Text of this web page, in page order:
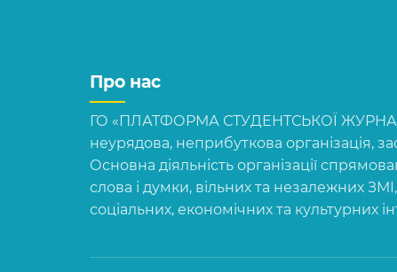
Про нас
ГО «ПЛАТФОРМА СТУДЕНТСЬКОЇ
неурядова, неприбуткова організація,
Основна діяльність організації
слова і думки, вільних та незалежних
соціальних, економічних та культурних